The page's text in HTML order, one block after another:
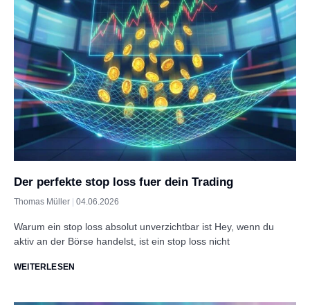
Der perfekte stop loss fuer dein Trading
Thomas Müller 04.06.2026
Warum ein stop loss absolut unverzichtbar ist Hey, wenn du
aktiv an der Börse handelst, ist ein stop loss nicht
WEITERLESEN